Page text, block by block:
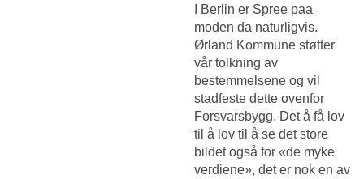
I Berlin er Spree paa
moden da naturligvis.
Ørland Kommune støtter
vår tolkning av
bestemmelsene og vil
stadfeste dette ovenfor
Forsvarsbygg. Det å få lov
til å lov til å se det store
bildet også for «de myke
verdiene», det er nok en av